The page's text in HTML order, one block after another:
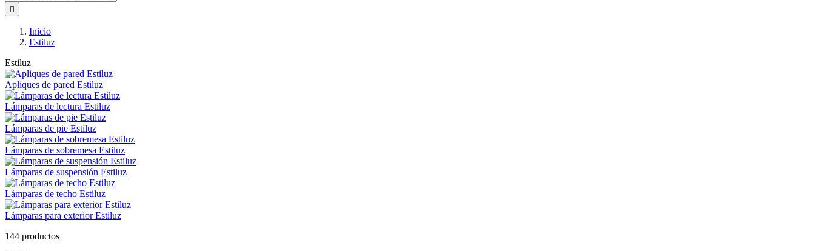

Inicio
Estiluz
Estiluz
Apliques de pared Estiluz
Lámparas de lectura Estiluz
Lámparas de pie Estiluz
Lámparas de sobremesa Estiluz
Lámparas de suspensión Estiluz
Lámparas de techo Estiluz
Lámparas para exterior Estiluz
144 productos